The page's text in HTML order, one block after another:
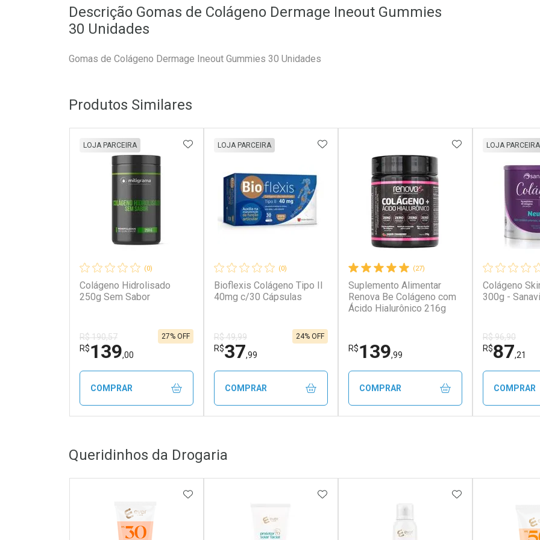
Descrição Gomas de Colágeno Dermage Ineout Gummies
30 Unidades
Gomas de Colágeno Dermage Ineout Gummies 30 Unidades
Produtos Similares
(0)
Colágeno Hidrolisado
250g Sem Sabor
LOJA PARCEIRA
R$ 190,57
R$139,00
27% OFF
ADICIONAR AOS FAVORITOS
COMPRAR
Laboratório
Por Menos
(0)
Bioflexis Colágeno Tipo II
40mg c/30 Cápsulas
LOJA PARCEIRA
R$ 49,99
R$37,99
24% OFF
ADICIONAR AOS FAVORITOS
COMPRAR
Laboratório
Por Menos
(27)
Suplemento Alimentar
Renova Be Colágeno com
Ácido Hialurônico 216g
R$139,99
ADICIONAR AOS
COMPRAR
Colágeno
300g -
LOJA PARCEIRA
R$ 96,90
R$87,21
COMPRAR
Queridinhos da Drogaria
ADICIONAR AOS FAVORITOSADICIONAR AOS FAVORITOSADICIONAR AOS